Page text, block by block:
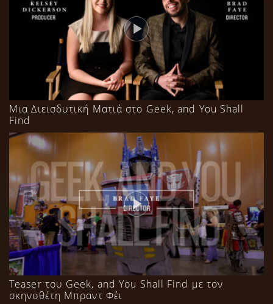
Μια Διεισδυτική Ματιά στο Geek, and You Shall
Find
Teaser του Geek, and You Shall Find με τον
σκηνοθέτη Μπραντ Φέι